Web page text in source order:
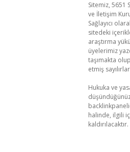
Sitemiz, 5651
ve İletişim
Sağlayıcı
sitedeki
araştırma
üyelerimiz
taşımakta
etmiş
Hukuka ve
halinde, ilgili
kaldırılacaktır.